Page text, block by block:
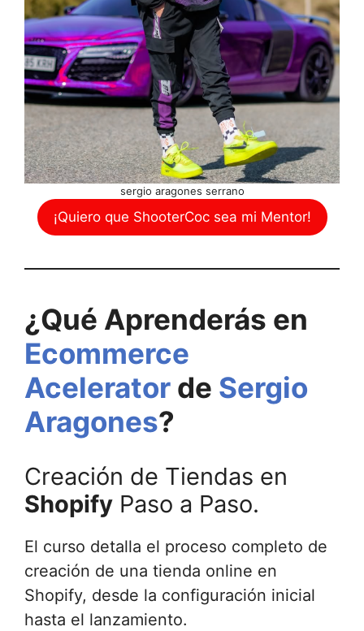
sergio aragones serrano
¡Quiero que ShooterCoc sea mi Mentor!
¿Qué Aprenderás en
Ecommerce
Acelerator de Sergio
Aragones?
Creación de Tiendas en
Shopify Paso a Paso.
El curso detalla el proceso completo de
creación de una tienda online en
Shopify, desde la configuración inicial
hasta el lanzamiento.